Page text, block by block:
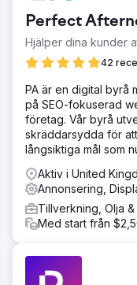
Perfect
Hjälper dina kunder
42
PA är en digital byrå
på SEO-fokuserad
företag. Vår byrå
skräddarsydda för
långsiktiga mål som
Aktiv i United
Annonsering,
Tillverkning, Olja &
Med start från